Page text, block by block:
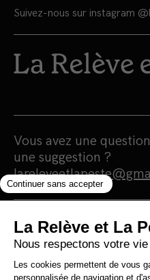
Suivez-nous sur instagram
Vous avez une
une suggestion ?
Nous sommes une
média 100%
s'autofinancent en
Notre portée est